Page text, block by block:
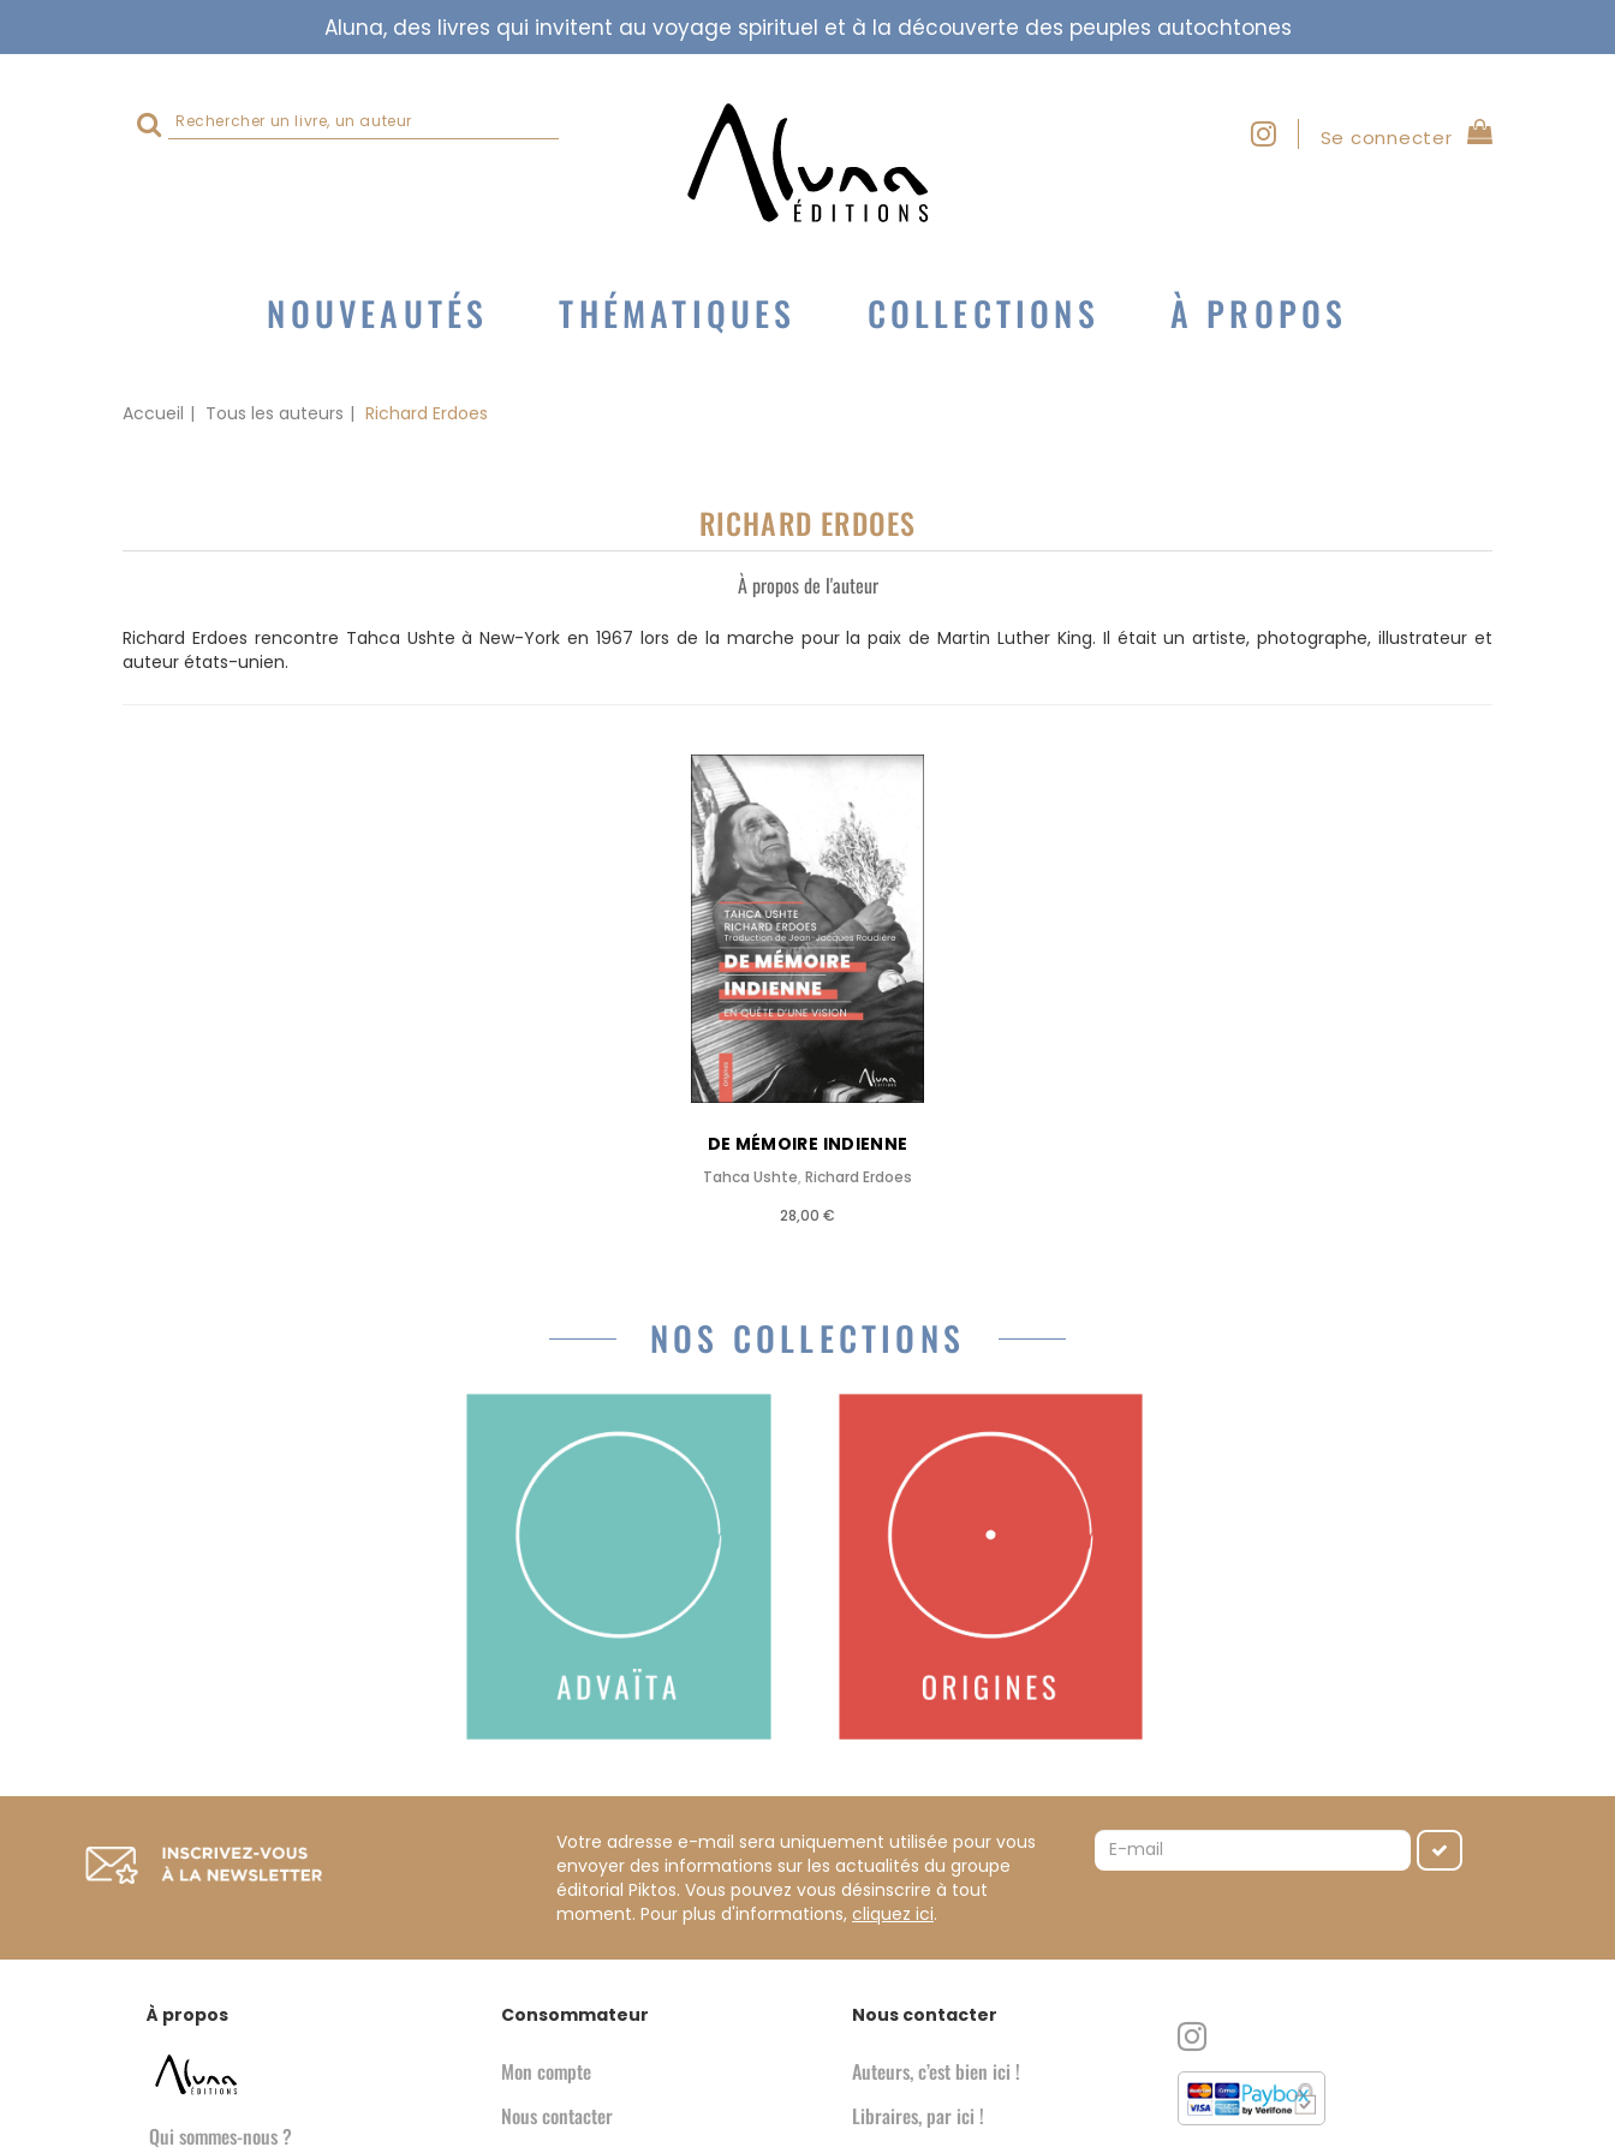
Aluna, des livres qui invitent au voyage spirituel et à la découverte des peuples autochtones
Rechercher
sur
Se connecter
NOUVEAUTÉS THÉMATIQUES COLLECTIONS À PROPOS
Accueil Tous les auteurs Richard Erdoes
RICHARD ERDOES
À propos de l'auteur
Richard Erdoes rencontre Tahca Ushte à New-York en 1967 lors de la marche pour la paix de Martin Luther King. Il était un artiste, photographe, illustrateur et
auteur états-unien.
DE MÉMOIRE INDIENNE
Tahca Ushte, Richard Erdoes
28,00 €
NOS COLLECTIONS
Votre adresse e-mail sera uniquement utilisée pour vous
envoyer des informations sur les actualités du groupe
éditorial Piktos. Vous pouvez vous désinscrire à tout
moment. Pour plus d'informations, cliquez ici.
À propos
Qui sommes-nous ?
Consommateur
Mon compte
Nous contacter
Nous contacter
Auteurs, c’est bien ici !
Libraires, par ici !